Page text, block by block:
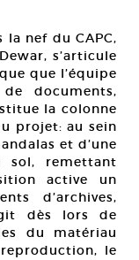
la nef du CAPC,
s’articule
que l’équipe
documents,
la colonne
projet: au sein
et d’une
sol, remettant
active un
d’archives,
dès lors de
du matériau
le